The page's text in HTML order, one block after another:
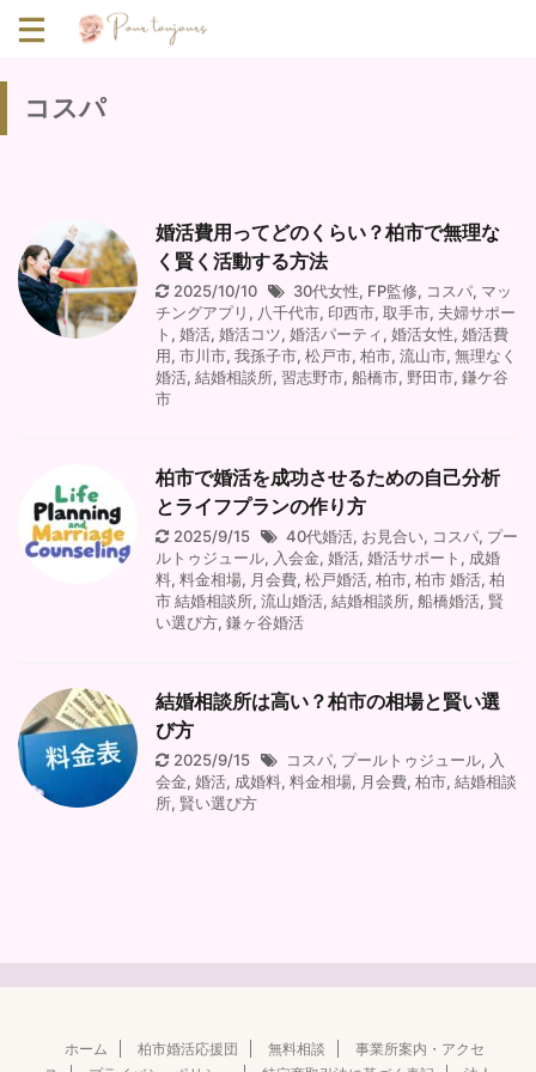
コスパ
婚活費用ってどのくらい？柏市で無理な
く賢く活動する方法
2025/10/10 30代女性, FP監修, コスパ, マッ
チングアプリ , 八千代市, 印西市, 取手市, 夫婦サポー
ト , 婚活, 婚活コツ, 婚活パーティ, 婚活女性, 婚活費
用, 市川市, 我孫子市, 松戸市, 柏市, 流山市, 無理なく
婚活, 結婚相談所, 習志野市, 船橋市, 野田市, 鎌ケ谷
市
柏市で婚活を成功させるための自己分析
とライフプランの作り方
2025/9/15 40代婚活, お見合い, コスパ, プー
ルトゥジュール, 入会金, 婚活, 婚活サポート , 成婚
料, 料金相場, 月会費, 松戸婚活, 柏市, 柏市 婚活, 柏
市 結婚相談所, 流山婚活, 結婚相談所, 船橋婚活, 賢
い選び方, 鎌ヶ谷婚活
結婚相談所は高い？柏市の相場と賢い選
び方
2025/9/15 コスパ, プールトゥジュール, 入
会金, 婚活, 成婚料, 料金相場, 月会費, 柏市, 結婚相談
所, 賢い選び方
ホーム 柏市婚活応援団 無料相談
事業所案内・アクセ